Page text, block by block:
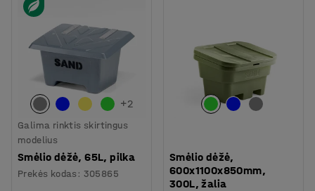
+2
Galima rinktis skirtingus
modelius
Smėlio dėžė, 65L, pilka
Prekės kodas : 305865
Smėlio dėžė,
600x1100x850mm,
300L, žalia